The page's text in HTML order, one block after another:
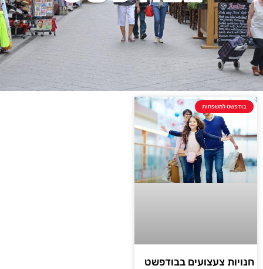
בודפשט למשפחות
חנויות צעצועים בבודפשט